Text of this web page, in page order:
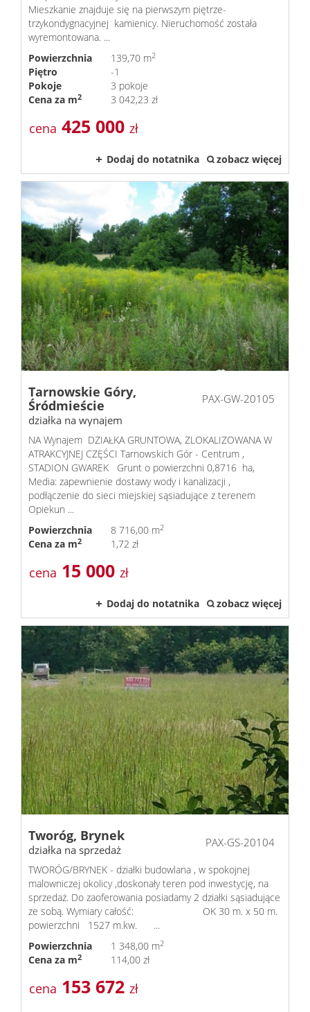
Mieszkanie znajduje się na pierwszym piętrze-
trzykondygnacyjnej kamienicy. Nieruchomość została
wyremontowana. ...
Powierzchnia
139,70 m2
Piętro
-1
Pokoje
3 pokoje
Cena za m2 3 042,23 zł
cena 425 000 zł
Dodaj do notatnika zobacz więcej
Tarnowskie Góry,
Śródmieście
działka na wynajem
PAX-GW-20105
NA Wynajem DZIAŁKA GRUNTOWA, ZLOKALIZOWANA W
ATRAKCYJNEJ CZĘŚCI Tarnowskich Gór - Centrum ,
STADION GWAREK Grunt o powierzchni 0,8716 ha,
Media: zapewnienie dostawy wody i kanalizacji ,
podłączenie do sieci miejskiej sąsiadujące z terenem
Opiekun ...
Powierzchnia
8 716,00 m2
Cena za m2 1,72 zł
cena 15 000 zł
Dodaj do notatnika zobacz więcej
Tworóg, Brynek
działka na sprzedaż
PAX-GS-20104
TWORÓG/BRYNEK - działki budowlana , w spokojnej
malowniczej okolicy ,doskonały teren pod inwestycję, na
sprzedaż. Do zaoferowania posiadamy 2 działki sąsiadujące
ze sobą. Wymiary całość: OK 30 m. x 50 m.
powierzchni 1527 m.kw. ...
Powierzchnia
1 348,00 m2
Cena za m2 114,00 zł
cena 153 672 zł